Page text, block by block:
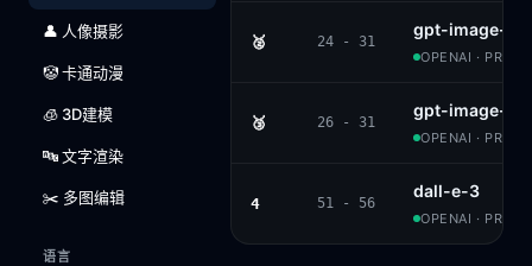
👤 人像摄影
🤡 卡通动漫
🧊 3D建模
🔤 文字渲染
✂️ 多图编辑
语言
🥈 24 - 31
gpt-image-1
OPENAI ·
🥉 26 - 31
gpt-image-1-
OPENAI ·
4 51 - 56
dall-e-3
OPENAI ·